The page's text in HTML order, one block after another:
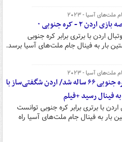
ملت‌های آسیا - ۲۰۲۳
۲ - کره جنوبی ۰
اردن با برتری برابر کره‌ جنوبی
بار به فینال جام ملت‌های آسیا برسد.
ملت‌های آسیا - ۲۰۲۳
حسرت کره‌ جنوبی ۶۶ ساله شد/ اردن شگفتی‌ساز با
فینال رسید +فیلم
اردن با برتری برابر کره‌ جنوبی توانست
بار به فینال جام ملت‌های آسیا راه